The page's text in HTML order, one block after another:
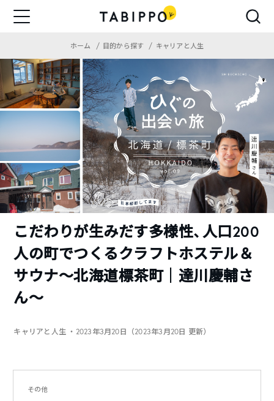
ホーム 目的から探す キャリアと人生
こだわりが生みだす多様性、人口200
人の町でつくるクラフトホステル＆
サウナ〜北海道標茶町｜達川慶輔さ
ん〜
キャリアと人生 ・2023年3月20日（2023年3月20日 更新）
その他